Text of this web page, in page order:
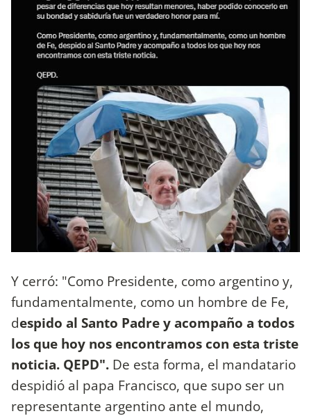
Y cerró: "Como Presidente, como argentino y,
fundamentalmente, como un hombre de Fe,
despido al Santo Padre y acompaño a todos
los que hoy nos encontramos con esta triste
noticia. QEPD". De esta forma, el mandatario
despidió al papa Francisco, que supo ser un
representante argentino ante el mundo,